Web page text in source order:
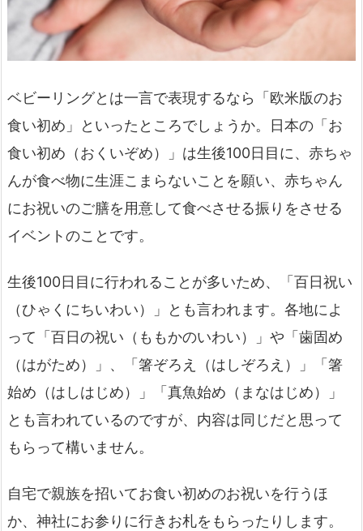
ベビーリングとは一言で表現するなら「欧米版のお
食い初め」といったところでしょうか。日本の「お
食い初め（おくいぞめ）」は生後100日目に、 赤ちゃ
んが食べ物に生涯こまらないことを願い、赤ちゃん
にお祝いのご膳を用意して食べさせる振りをさせる
イベントのことです。
生後100日目に行われることが多いため、
「百日祝い
（ひゃくにちいわい）」とも言われます。各地によ
って「百日の祝い（ももかのいわい）」や「歯固め
（はがため）」、「箸ぞろえ（はしぞろえ）」「箸
始め（はしはじめ）」「真魚始め（まなはじめ）」
とも言われているのですが、内容は同じだと思って
もらって構いません。
自宅で親族を招いてお食い初めのお祝いを行うほ
か、神社にお参りに行きお札をもらったりします。